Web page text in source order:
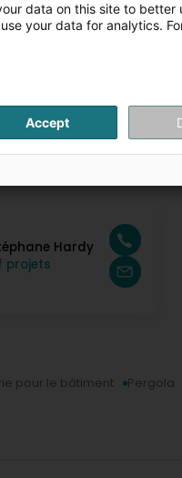
Hardy
projets
pour le bâtiment Pergola
data on this site to better
your data for analytics.
Accept